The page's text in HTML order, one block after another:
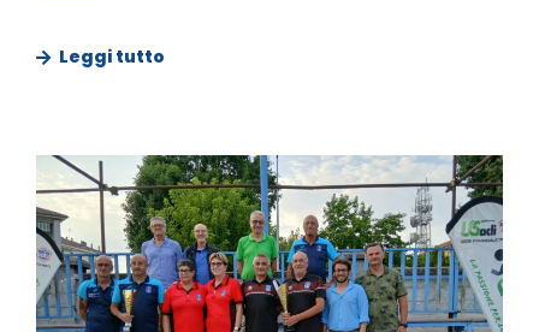
Leggi tutto